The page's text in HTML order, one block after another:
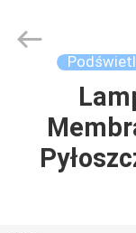
PRODUKTY
Switch